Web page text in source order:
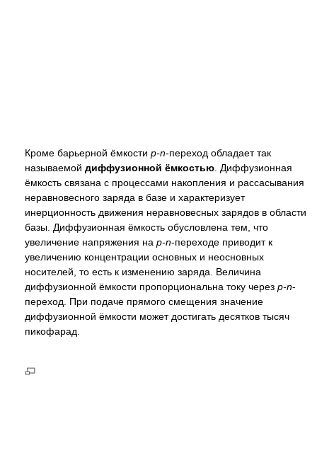
Кроме барьерной ёмкости p-n-переход обладает так
называемой диффузионной ёмкостью. Диффузионная
ёмкость связана с процессами накопления и рассасывания
неравновесного заряда в базе и характеризует
инерционность движения неравновесных зарядов в области
базы. Диффузионная ёмкость обусловлена тем, что
увеличение напряжения на p-n-переходе приводит к
увеличению концентрации основных и неосновных
носителей, то есть к изменению заряда. Величина
диффузионной ёмкости пропорциональна току через p-n-
переход. При подаче прямого смещения значение
диффузионной ёмкости может достигать десятков тысяч
пикофарад.